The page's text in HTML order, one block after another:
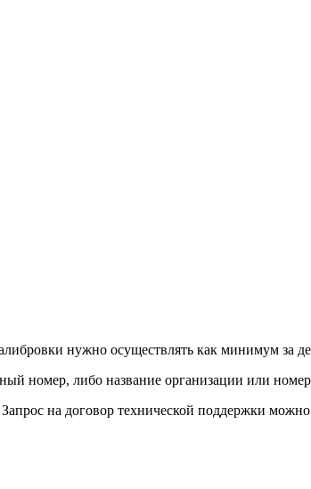
нужно осуществлять как минимум за
номер, либо название организации или номер
на договор технической поддержки можно